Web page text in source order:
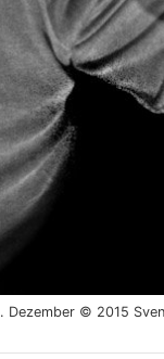
Dezember © 2015